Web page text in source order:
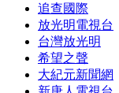
追查國際
放光明電視台
台灣放光明
希望之聲
大紀元新聞網